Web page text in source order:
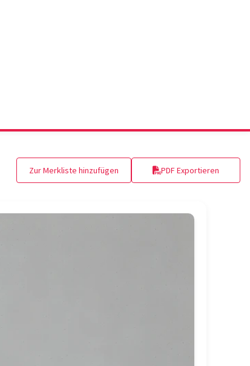
Zur Merkliste hinzufügen PDF Exportieren